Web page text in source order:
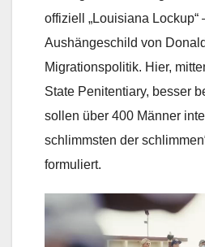
offiziell „Louisiana Lockup“
Aushängeschild von
Migrationspolitik. Hier,
State Penitentiary, besser
sollen über 400 Männer
schlimmsten der
formuliert.